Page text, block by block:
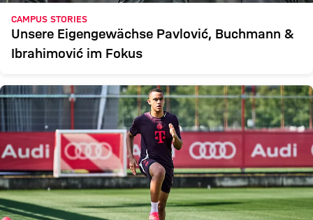
CAMPUS STORIES
Unsere Eigengewächse Pavlović, Buchmann &
Ibrahimović im Fokus